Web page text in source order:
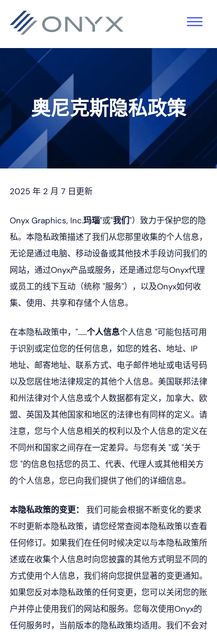
容
奥尼克斯隐私政策
2025 年 2 月 7 日更新
Onyx Graphics, Inc.玛瑙"或"我们"）致力于保护您的隐
私。本隐私政策描述了我们从您那里收集的个人信息，
无论是通过电脑、移动设备或其他技术手段访问我们的
网站，通过Onyx产品或服务，还是通过您与Onyx代理
或员工的线下互动（统称 "服务"），以及Onyx如何收
集、使用、共享和存储个人信息。
在本隐私政策中，"......个人信息个人信息 "可能包括可用
于识别或定位您的任何信息，如您的姓名、地址、IP
地址、邮寄地址、联系方式、电子邮件地址或电话号码
以及您居住地法律规定的其他个人信息。美国联邦法律
和州法律对个人信息或个人数据都有定义，加拿大、欧
盟、英国及其他国家和地区的法律也有同样的定义。请
注意，您与个人信息相关的权利以及个人信息的定义在
不同州和国家之间存在一定差异。与您有关 "或 "关于
您 "的信息包括您的员工、代表、代理人或其他相关方
的个人信息，您已向我们提供了他们的详细信息。
本隐私政策的变更：
我们可能会根据不断变化的要求
不时更新本隐私政策，请您经常查阅本隐私政策以查看
任何修订。如果我们在任何时候决定以与本隐私政策所
述或在收集个人信息时向您披露的其他方式明显不同的
方式使用个人信息，我们将向您提供显著的变更通知。
如果您反对本隐私政策的任何变更，您可以关闭您的账
户并停止使用我们的网站和服务。您每次使用Onyx的
任何服务时，当前版本的隐私政策均适用。我们不会对